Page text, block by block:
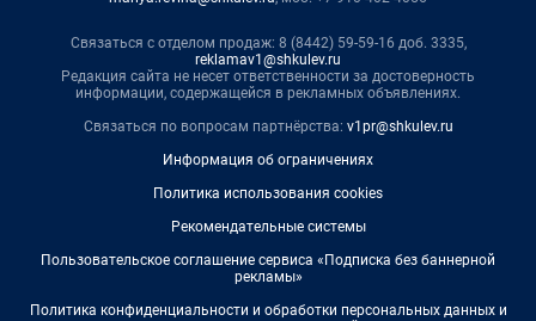
Связаться с отделом продаж: 8 (8442) 59-59-16 доб. 3335,
reklamav1@shkulev.ru
Редакция сайта не несет ответственности за достоверность
информации, содержащейся в рекламных объявлениях.
Связаться по вопросам партнёрства: v1pr@shkulev.ru
Информация об ограничениях
Политика использования cookies
Рекомендательные системы
Пользовательское соглашение сервиса «Подписка без баннерной
рекламы»
Политика конфиденциальности и обработки персональных данных и